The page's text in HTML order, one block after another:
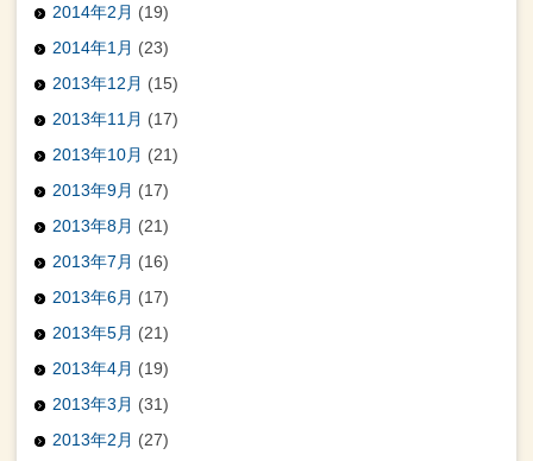
2014年2月 (19)
2014年1月 (23)
2013年12月 (15)
2013年11月 (17)
2013年10月 (21)
2013年9月 (17)
2013年8月 (21)
2013年7月 (16)
2013年6月 (17)
2013年5月 (21)
2013年4月 (19)
2013年3月 (31)
2013年2月 (27)